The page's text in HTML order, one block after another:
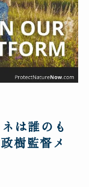
は誰のも
樹監督メ